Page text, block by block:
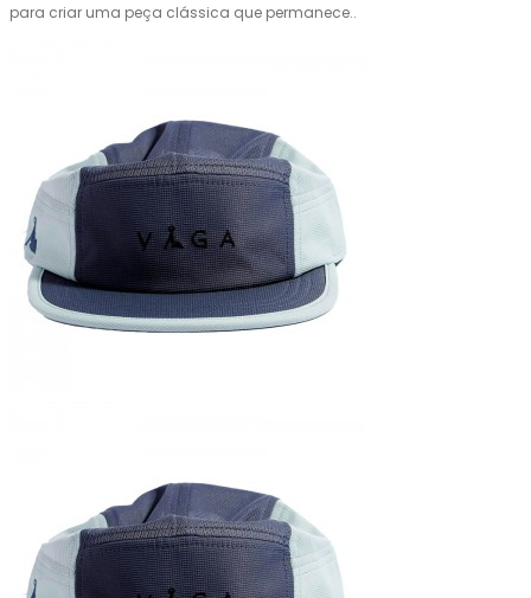
para criar uma peça clássica que permanece..